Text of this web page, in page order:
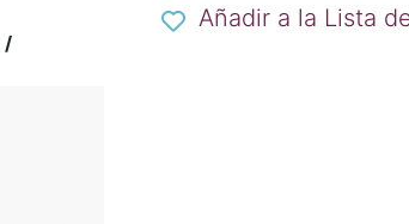
/
Añadir a la Lista